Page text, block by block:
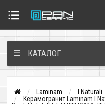
☰ КАТАЛОГ
Laminam
I Naturali
Керамогранит Laminam I